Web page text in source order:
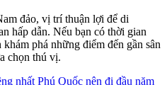
đảo, vị trí thuận lợi để di
hấp dẫn. Nếu bạn có thời gian
phá những điểm đến gần sân
chọn thú vị.
nhất Phú Quốc nên đi đầu năm